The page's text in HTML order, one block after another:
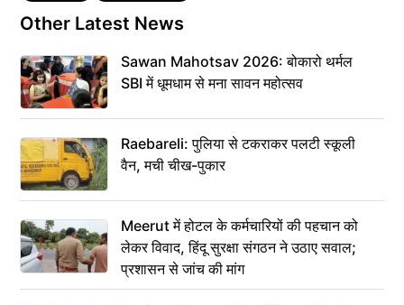
Other Latest News
Sawan Mahotsav 2026: बोकारो थर्मल
SBI में धूमधाम से मना सावन महोत्सव
Raebareli: पुलिया से टकराकर पलटी स्कूली
वैन, मची चीख-पुकार
Meerut में होटल के कर्मचारियों की पहचान को
लेकर विवाद, हिंदू सुरक्षा संगठन ने उठाए सवाल;
प्रशासन से जांच की मांग